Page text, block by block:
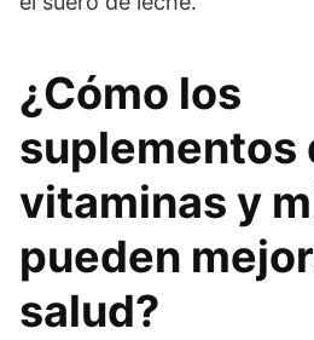
¿Cómo los
suplementos
vitaminas y
pueden
salud?